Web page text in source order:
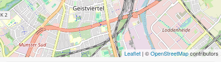
Leaflet | ©OpenStreetMapcontributors